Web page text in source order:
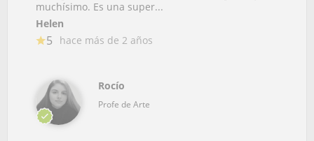
muchísimo. Es una super...
Helen
5 hace más de 2 años
Rocío
Profe de Arte